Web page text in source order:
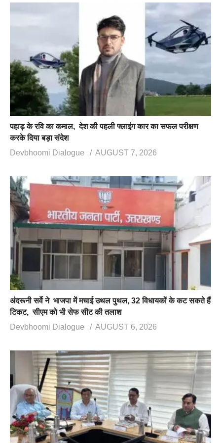
पहाड़ के रवि का कमाल, देश की पहली फ्लाइंग कार का सफल परीक्षण
करके दिया बड़ा संदेश
Devbhoomi Dialogue
AUGUST 7, 2026
अंदरूनी सर्वे ने भाजपा में मचाई उथल पुथल, 32 विधायकों के कट सकते हैं
टिकट, सीएम को भी सेफ सीट की तलाश
Devbhoomi Dialogue
AUGUST 6, 2026